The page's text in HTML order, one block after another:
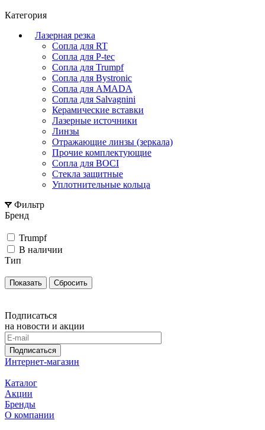
Категория
Лазерная резка
Сопла для RT
Сопла для P-tec
Сопла для Trumpf
Сопла для Bystronic
Сопла для AMADA
Сопла для Salvagnini
Керамические вставки
Лазерные источники
Линзы
Отражающие линзы (зеркала)
Прочие комплектующие
Сопла для BOCI
Стекла защитные
Уплотнительные кольца
Фильтр
Бренд
Trumpf
В наличии
Тип
Сбросить
Подписаться
на новости и акции
Подписаться
Интернет-магазин
Каталог
Акции
Бренды
О компании